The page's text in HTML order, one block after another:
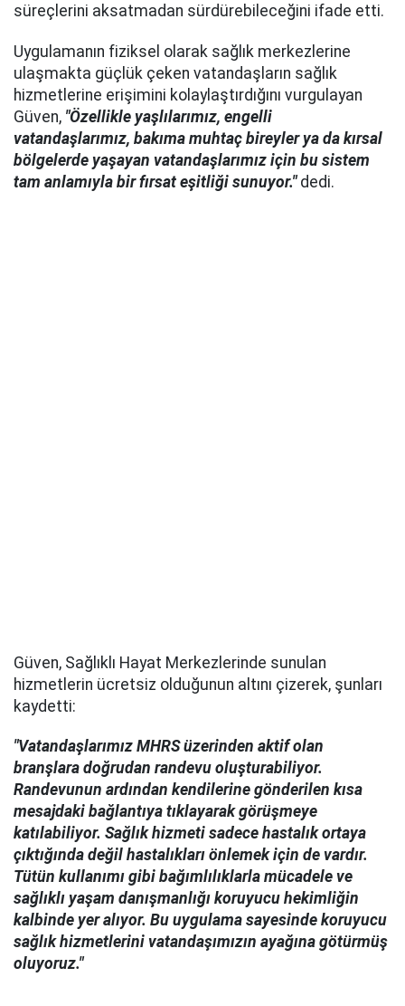
süreçlerini aksatmadan sürdürebileceğini ifade etti.
Uygulamanın fiziksel olarak sağlık merkezlerine
ulaşmakta güçlük çeken vatandaşların sağlık
hizmetlerine erişimini kolaylaştırdığını vurgulayan
Güven, "Özellikle yaşlılarımız, engelli
vatandaşlarımız, bakıma muhtaç bireyler ya da kırsal
bölgelerde yaşayan vatandaşlarımız için bu sistem
tam anlamıyla bir fırsat eşitliği sunuyor."dedi.
Güven, Sağlıklı Hayat Merkezlerinde sunulan
hizmetlerin ücretsiz olduğunun altını çizerek, şunları
kaydetti:
"Vatandaşlarımız MHRS üzerinden aktif olan
branşlara doğrudan randevu oluşturabiliyor.
Randevunun ardından kendilerine gönderilen kısa
mesajdaki bağlantıya tıklayarak görüşmeye
katılabiliyor. Sağlık hizmeti sadece hastalık ortaya
çıktığında değil hastalıkları önlemek için de vardır.
Tütün kullanımı gibi bağımlılıklarla mücadele ve
sağlıklı yaşam danışmanlığı koruyucu hekimliğin
kalbinde yer alıyor. Bu uygulama sayesinde koruyucu
sağlık hizmetlerini vatandaşımızın ayağına götürmüş
oluyoruz."